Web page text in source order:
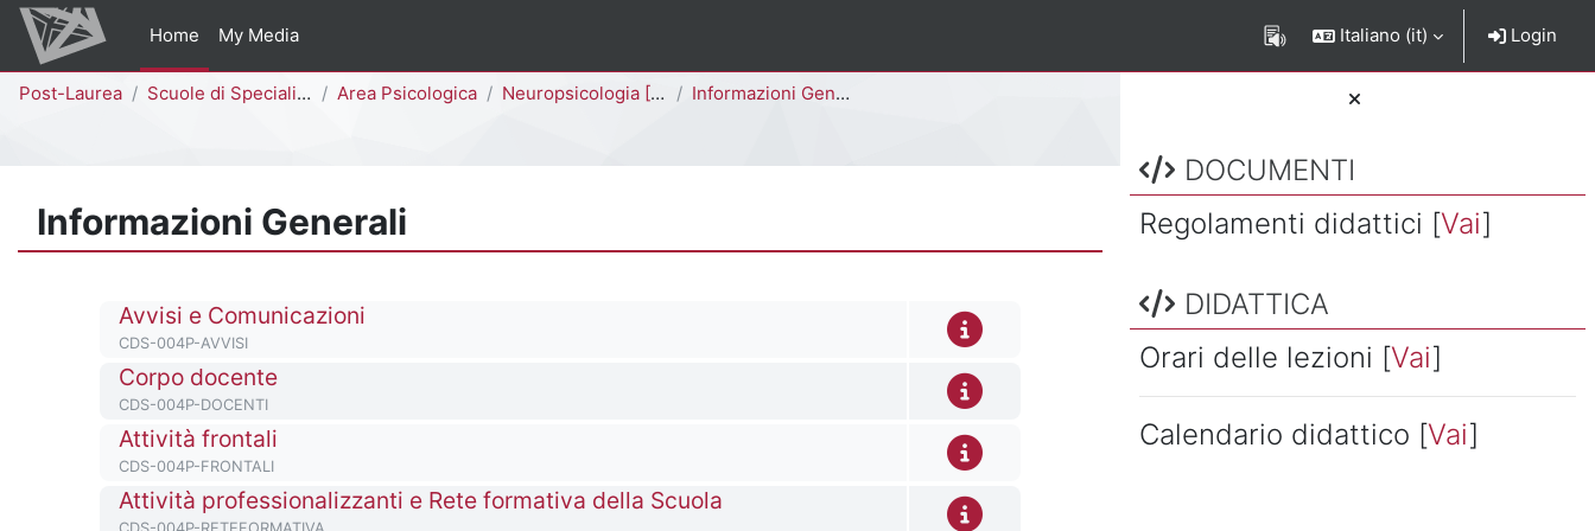
Vai al contenuto principale
Home
My Media Italiano ‎(it)‎ Login
Blocchi
Salta DOCUMENTI
DOCUMENTI
Regolamenti didattici [Vai]
Salta DIDATTICA
DIDATTICA
Orari delle lezioni [Vai]
Calendario didattico [Vai]
Percorso della pagina
Post-Laurea Scuole di Specializzazione Area Psicologica Neuropsicologia [004P] Informazioni Generali
Informazioni Generali
Titolo del corso
Avvisi e Comunicazioni
Codice identificativo del corso
CDS-004P-AVVISI
Titolo del corso
Corpo docente
Codice identificativo del corso
CDS-004P-DOCENTI
Titolo del corso
Attività frontali
Codice identificativo del corso
CDS-004P-FRONTALI
Titolo del corso
Attività professionalizzanti e Rete formativa della Scuola
Codice identificativo del corso